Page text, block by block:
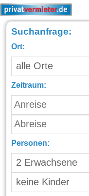
Suchanfrage:
Ort:
Zeitraum:
Personen: